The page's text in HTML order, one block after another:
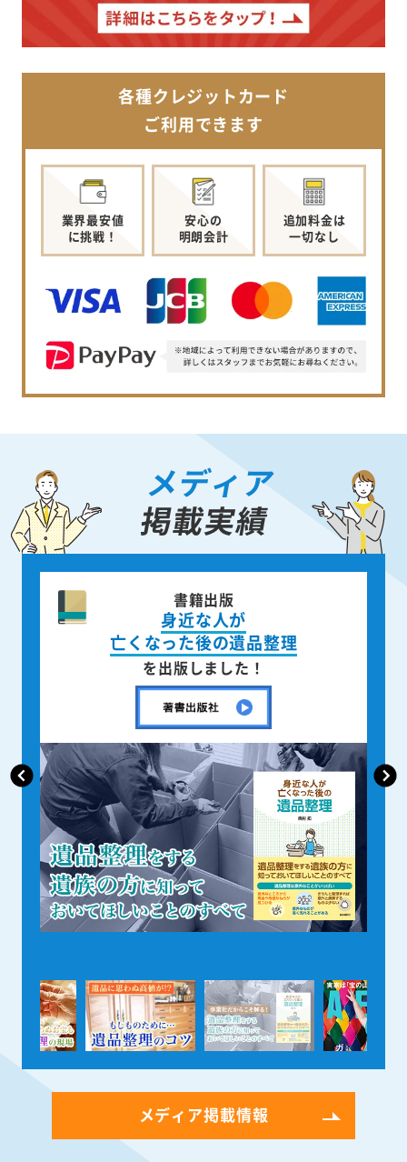
各種クレジットカード
ご利用できます
業界最安値
に挑戦！
安心の
明朗会計
追加料金は
一切なし
メディア
掲載実績
ニュース週刊誌
「AERA」
で取材掲載されました！
メディア掲載情報